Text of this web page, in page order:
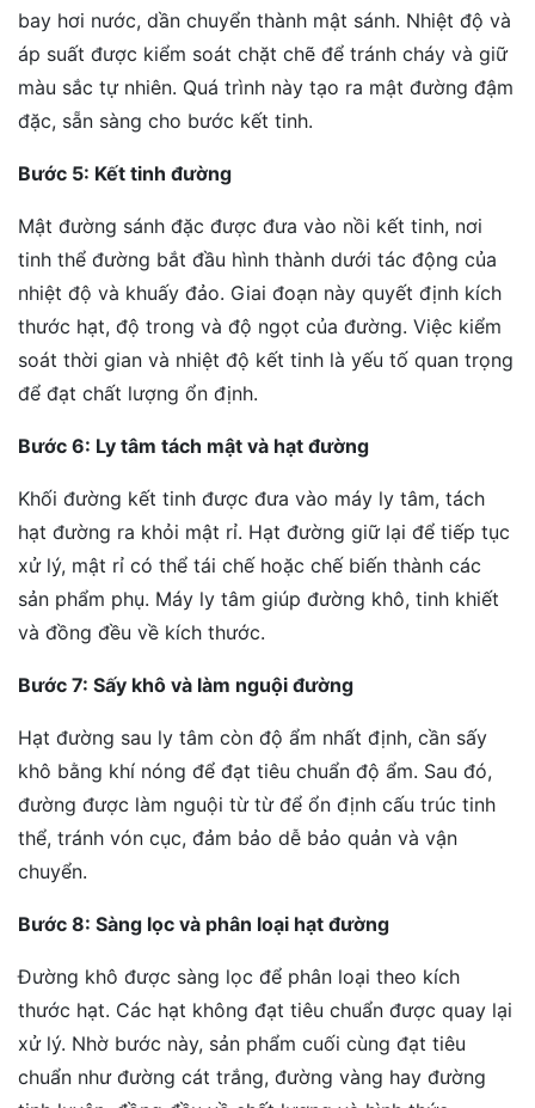
bay hơi nước, dần chuyển thành mật sánh. Nhiệt độ và
áp suất được kiểm soát chặt chẽ để tránh cháy và giữ
màu sắc tự nhiên. Quá trình này tạo ra mật đường đậm
đặc, sẵn sàng cho bước kết tinh.
Bước 5: Kết tinh đường
Mật đường sánh đặc được đưa vào nồi kết tinh, nơi
tinh thể đường bắt đầu hình thành dưới tác động của
nhiệt độ và khuấy đảo. Giai đoạn này quyết định kích
thước hạt, độ trong và độ ngọt của đường. Việc kiểm
soát thời gian và nhiệt độ kết tinh là yếu tố quan trọng
để đạt chất lượng ổn định.
Bước 6: Ly tâm tách mật và hạt đường
Khối đường kết tinh được đưa vào máy ly tâm, tách
hạt đường ra khỏi mật rỉ. Hạt đường giữ lại để tiếp tục
xử lý, mật rỉ có thể tái chế hoặc chế biến thành các
sản phẩm phụ. Máy ly tâm giúp đường khô, tinh khiết
và đồng đều về kích thước.
Bước 7: Sấy khô và làm nguội đường
Hạt đường sau ly tâm còn độ ẩm nhất định, cần sấy
khô bằng khí nóng để đạt tiêu chuẩn độ ẩm. Sau đó,
đường được làm nguội từ từ để ổn định cấu trúc tinh
thể, tránh vón cục, đảm bảo dễ bảo quản và vận
chuyển.
Bước 8: Sàng lọc và phân loại hạt đường
Đường khô được sàng lọc để phân loại theo kích
thước hạt. Các hạt không đạt tiêu chuẩn được quay lại
xử lý. Nhờ bước này, sản phẩm cuối cùng đạt tiêu
chuẩn như đường cát trắng, đường vàng hay đường